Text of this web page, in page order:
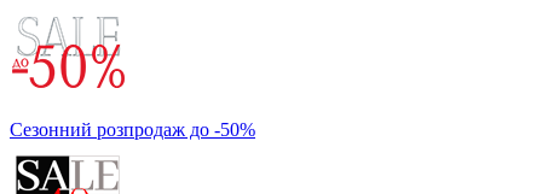
Сезонний розпродаж до -50%